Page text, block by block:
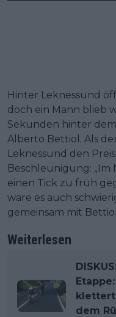
Hinter Leknessund
doch ein Mann blieb
Sekunden hinter
Alberto Bettiol. Als
Leknessund den
Beschleunigung: „Im
einen Tick zu früh
wäre es auch
gemeinsam mit
Weiterlesen
dem